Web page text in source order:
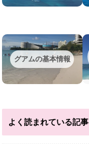
グアムの基本情報
よく読まれている記事